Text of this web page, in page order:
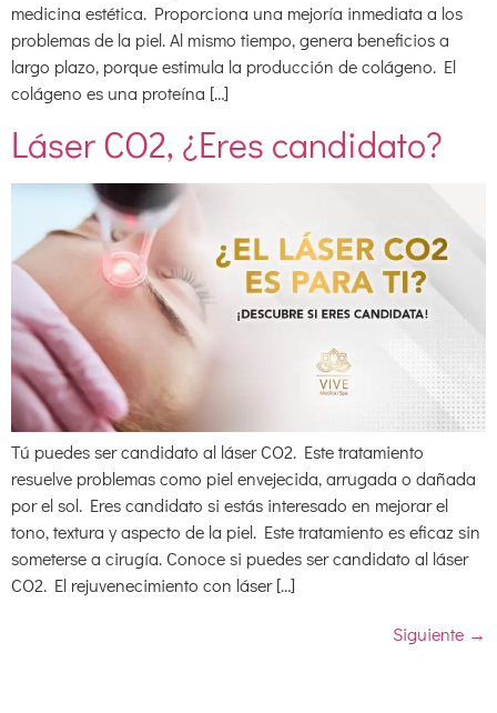
medicina estética. Proporciona una mejoría inmediata a los
problemas de la piel. Al mismo tiempo, genera beneficios a
largo plazo, porque estimula la producción de colágeno. El
colágeno es una proteína […]
Láser CO2, ¿Eres candidato?
Tú puedes ser candidato al láser CO2. Este tratamiento
resuelve problemas como piel envejecida, arrugada o dañada
por el sol. Eres candidato si estás interesado en mejorar el
tono, textura y aspecto de la piel. Este tratamiento es eficaz sin
someterse a cirugía. Conoce si puedes ser candidato al láser
CO2. El rejuvenecimiento con láser […]
Siguiente →